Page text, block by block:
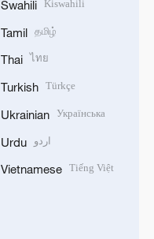
Swahili Kiswahili
Tamil தமிழ்
Thai ไทย
Turkish Türkçe
Ukrainian Українська
Urdu اردو
Vietnamese Tiếng Việt